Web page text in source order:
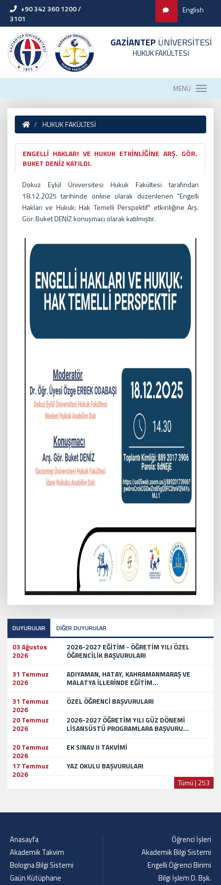
+90 342 360 1200 /
3101
English
GAZİANTEP ÜNİVERSİTESİ
HUKUK FAKÜLTESİ
MENÜ
HUKUK FAKÜLTESİ
ENGELLİ HAKLARI VE HUKUK ETKİNLİĞİNE ARŞ. GÖR.
BUKET DENİZ KATILDI.
Dokuz Eylül Üniversitesi Hukuk Fakültesi tarafından
18.12.2025 tarihinde online olarak düzenlenen "Engelli
Hakları ve Hukuk: Hak Temelli Perspektif" etkinliğine Arş.
Gör. Buket DENİZ konuşmacı olarak katılmıştır.
DUYURULAR DİĞER DUYURULAR
03 Ağustos
2026
2026-2027 EĞİTİM - ÖĞRETİM YILI ÖZEL
ÖĞRENCİLİK BAŞVURULARI
31 Temmuz
2026
ADIYAMAN, HATAY, KAHRAMANMARAŞ VE
MALATYA İLLERİNDE EĞİTİM...
31 Temmuz
2026
ÖZEL ÖĞRENCİ BAŞVURULARI
20 Temmuz
2026
2026-2027 ÖĞRETİM YILI GÜZ DÖNEMİ
LİSANSÜSTÜ PROGRAMLARA BAŞVURU...
20 Temmuz
2026
EK SINAV II TAKVİMİ
17 Temmuz
2026
YAZ OKULU BAŞVURULARI
Tümü | 253
Anasayfa
Akademik Takvim
Bologna Bilgi Sistemi
Gaün Kütüphane
Öğrenci İşleri
Akademik Bilgi Sistemi
Engelli Öğrenci Birimi
Bilgi İşlem D. Bşk.